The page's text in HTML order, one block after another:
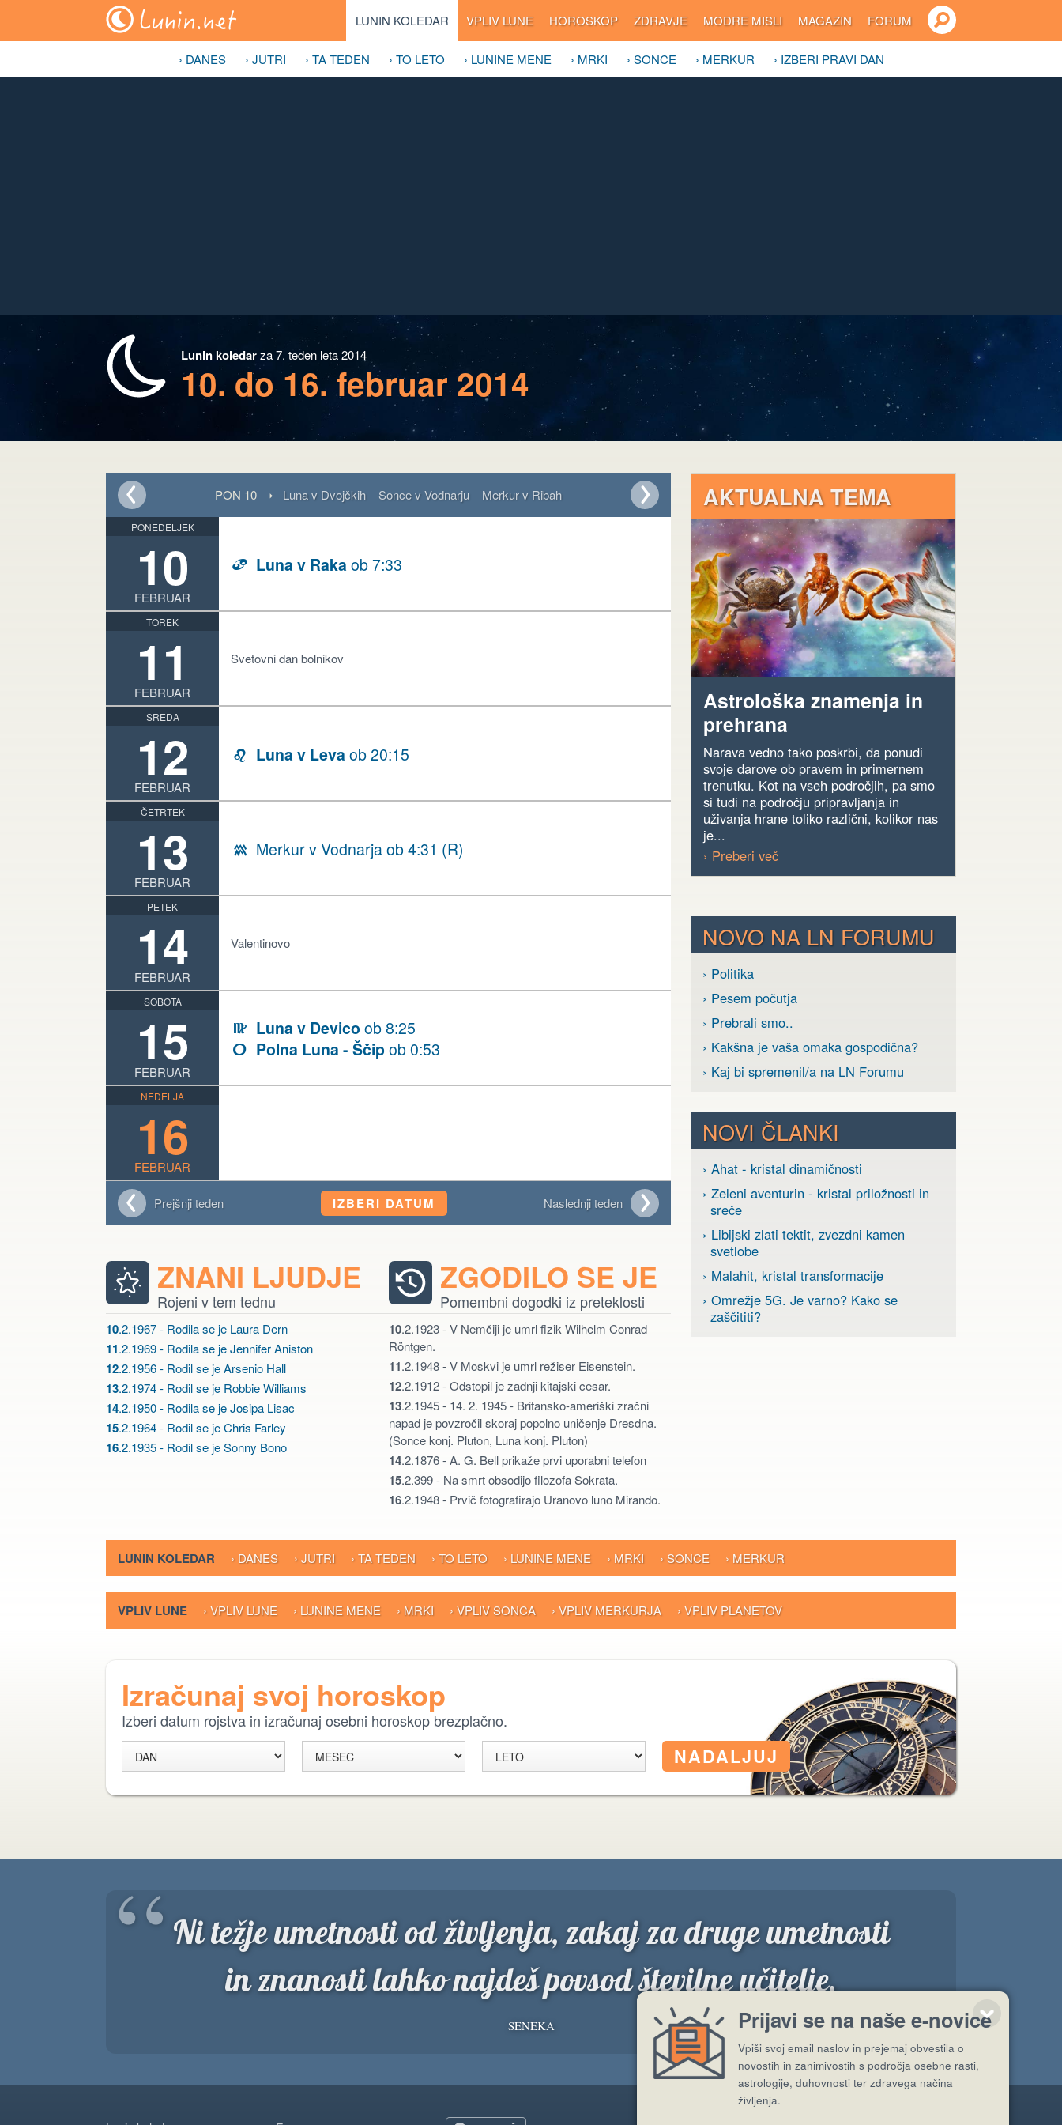
LUNIN KOLEDAR VPLIV LUNE HOROSKOP ZDRAVJE MODRE MISLI MAGAZIN FORUM
› DANES › JUTRI › TA TEDEN › TO LETO › LUNINE MENE › MRKI › SONCE › MERKUR › IZBERI PRAVI DAN
Lunin koledarza 7. teden leta 2014
10. do 16. februar 2014
PON 10 ➝ Luna v Dvojčkih Sonce v Vodnarju Merkur v Ribah
PONEDELJEK
10
FEBRUAR
D Luna v Raka ob 7:33
TOREK
11
FEBRUAR
Svetovni dan bolnikov
SREDA
12
FEBRUAR
E Luna v Leva ob 20:15
ČETRTEK
13
FEBRUAR
K Merkur v Vodnarja ob 4:31 (R)
PETEK
14
FEBRUAR
Valentinovo
SOBOTA
15
FEBRUAR
F Luna v Devico ob 8:25
U Polna Luna - Ščipob 0:53
NEDELJA
16
FEBRUAR
Prejšnji teden IZBERI DATUM Naslednji teden
ZNANI LJUDJE
Rojeni v tem tednu
10.2.1967 - Rodila se je Laura Dern
11.2.1969 - Rodila se je Jennifer Aniston
12.2.1956 - Rodil se je Arsenio Hall
13.2.1974 - Rodil se je Robbie Williams
14.2.1950 - Rodila se je Josipa Lisac
15.2.1964 - Rodil se je Chris Farley
16.2.1935 - Rodil se je Sonny Bono
ZGODILO SE JE
Pomembni dogodki iz preteklosti
10.2.1923 - V Nemčiji je umrl fizik Wilhelm Conrad
Röntgen.
11.2.1948 - V Moskvi je umrl režiser Eisenstein.
12.2.1912 - Odstopil je zadnji kitajski cesar.
13.2.1945 - 14. 2. 1945 - Britansko-ameriški zračni
napad je povzročil skoraj popolno uničenje Dresdna.
(Sonce konj. Pluton, Luna konj. Pluton)
14.2.1876 - A. G. Bell prikaže prvi uporabni telefon
15.2.399 - Na smrt obsodijo filozofa Sokrata.
16.2.1948 - Prvič fotografirajo Uranovo luno Mirando.
AKTUALNA TEMA
Astrološka znamenja in
prehrana
Narava vedno tako poskrbi, da ponudi
svoje darove ob pravem in primernem
trenutku. Kot na vseh področjih, pa smo
si tudi na področju pripravljanja in
uživanja hrane toliko različni, kolikor nas
je...
› Preberi več
NOVO NA LN FORUMU
› Politika
› Pesem počutja
› Prebrali smo..
› Kakšna je vaša omaka gospodična?
› Kaj bi spremenil/a na LN Forumu
NOVI ČLANKI
› Ahat - kristal dinamičnosti
› Zeleni aventurin - kristal priložnosti in
sreče
› Libijski zlati tektit, zvezdni kamen
svetlobe
› Malahit, kristal transformacije
› Omrežje 5G. Je varno? Kako se
zaščititi?
LUNIN KOLEDAR › DANES › JUTRI › TA TEDEN › TO LETO › LUNINE MENE › MRKI › SONCE › MERKUR
VPLIV LUNE › VPLIV LUNE › LUNINE MENE › MRKI › VPLIV SONCA › VPLIV MERKURJA › VPLIV PLANETOV
Izračunaj svoj horoskop
Izberi datum rojstva in izračunaj osebni horoskop brezplačno.
Ni težje umetnosti od življenja, zakaj za druge umetnosti
in znanosti lahko najdeš povsod številne učitelje.
SENEKA ”
“
Prijavi se na naše e-novice
Vpiši svoj email naslov in prejemaj obvestila o
novostih in zanimivostih s področja osebne rasti,
astrologije, duhovnosti ter zdravega načina
življenja.